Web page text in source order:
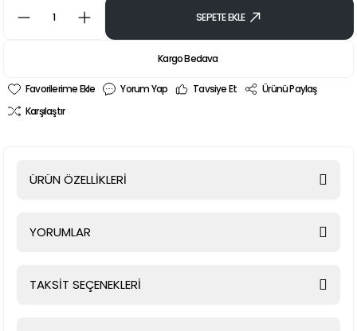
SEPETE EKLE
Kargo Bedava
Yorum Yap Tavsiye Et
Ürünü Paylaş
Karşılaştır
ÜRÜN ÖZELLİKLERİ
YORUMLAR
TAKSİT SEÇENEKLERİ